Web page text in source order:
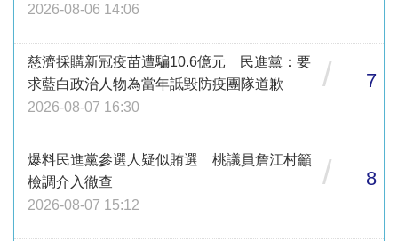
2026-08-06 14:06
慈濟採購新冠疫苗遭騙10.6億元 民進黨：要
求藍白政治人物為當年詆毀防疫團隊道歉
2026-08-07 16:30
/ 7
爆料民進黨參選人疑似賄選 桃議員詹江村籲
檢調介入徹查
2026-08-07 15:12
/ 8